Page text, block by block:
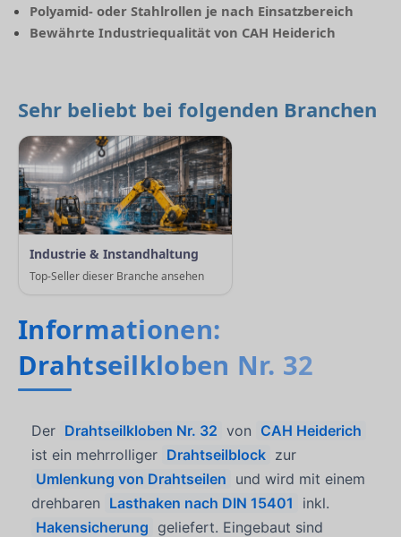
Polyamid- oder Stahlrollen je nach Einsatzbereich
Bewährte Industriequalität von CAH Heiderich
Sehr beliebt bei folgenden Branchen
Industrie & Instandhaltung
Top-Seller dieser Branche ansehen
Informationen:
Drahtseilkloben Nr. 32
Der Drahtseilkloben Nr. 32 von CAH Heiderich
ist ein mehrrolliger Drahtseilblock zur
Umlenkung von Drahtseilen und wird mit einem
drehbaren Lasthaken nach DIN 15401
inkl.
Hakensicherung geliefert. Eingebaut sind